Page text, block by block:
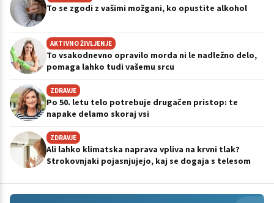
To se zgodi z vašimi možgani, ko opustite alkohol
AKTIVNO ŽIVLJENJE
To vsakodnevno opravilo morda ni le nadležno delo,
pomaga lahko tudi vašemu srcu
ZDRAVJE
Po 50. letu telo potrebuje drugačen pristop: te
napake delamo skoraj vsi
ZDRAVJE
Ali lahko klimatska naprava vpliva na krvni tlak?
Strokovnjaki pojasnjujejo, kaj se dogaja s telesom